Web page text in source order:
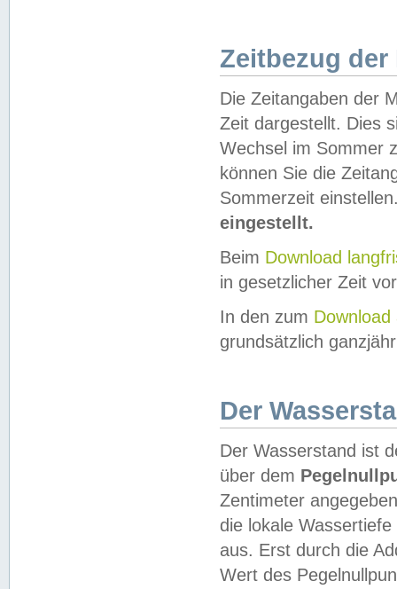
Zeitbezug der
Die Zeitangaben der
Zeit dargestellt. Dies
Wechsel im Sommer
können Sie die
Sommerzeit
eingestellt.
Beim Download
in gesetzlicher Zeit
In den zum Download
grundsätzlich
Der
Der Wasserstand ist
über dem
Zentimeter
die lokale
aus. Erst durch die
Wert des